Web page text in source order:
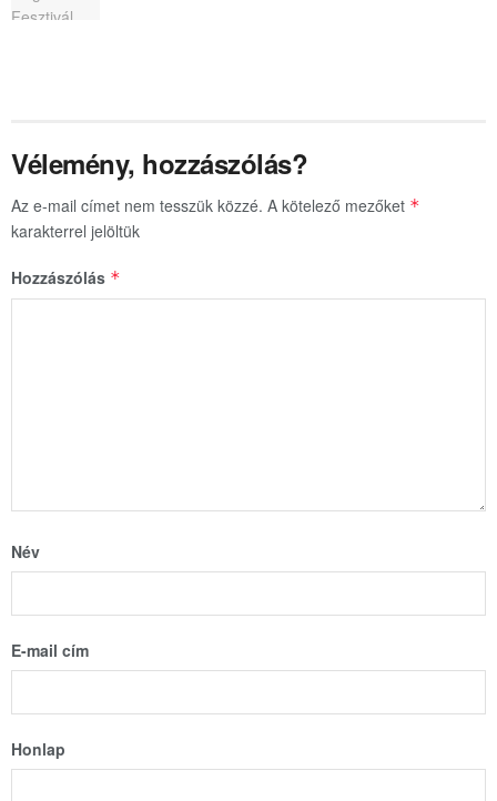
Vélemény, hozzászólás?
Az e-mail címet nem tesszük közzé. A kötelező mezőket *
karakterrel jelöltük
Hozzászólás *
Név
E-mail cím
Honlap